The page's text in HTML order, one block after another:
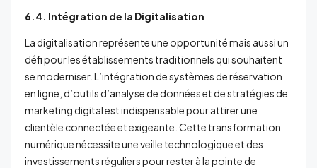
6.4. Intégration de la Digitalisation
La digitalisation représente une opportunité mais aussi un
défi pour les établissements traditionnels qui souhaitent
se moderniser. L’intégration de systèmes de réservation
en ligne, d’outils d’analyse de données et de stratégies de
marketing digital est indispensable pour attirer une
clientèle connectée et exigeante. Cette transformation
numérique nécessite une veille technologique et des
investissements réguliers pour rester à la pointe de